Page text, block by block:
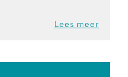
Lees meer